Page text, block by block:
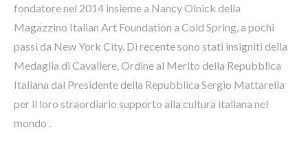
fondatore nel 2014 insieme a Nancy Olnick della
Magazzino Italian Art Foundation a Cold Spring, a pochi
passi da New York City. Di recente sono stati insigniti della
Medaglia di Cavaliere, Ordine al Merito della Repubblica
Italiana dal Presidente della Repubblica Sergio Mattarella
per il loro straordiario supporto alla cultura italiana nel
mondo .